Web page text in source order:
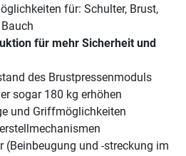
für: Schulter, Brust,
für mehr Sicherheit und
des Brustpressenmoduls
sogar 180 kg erhöhen
und Griffmöglichkeiten
(Beinbeugung und -streckung im